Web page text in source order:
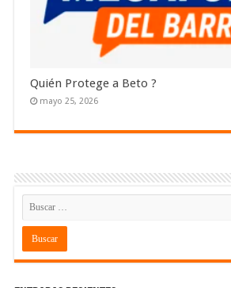
Quién Protege a Beto ?
mayo 25, 2026